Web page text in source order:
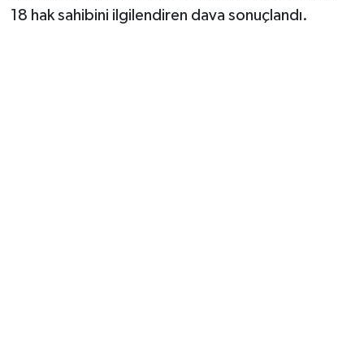
18 hak sahibini ilgilendiren dava sonuçlandı.